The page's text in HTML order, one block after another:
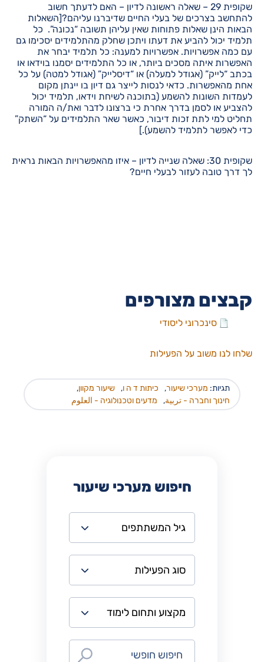
שקופית 29 – שאלה ראשונה לדיון – האם לדעתך חשוב
להתחשב בצרכים של בעלי החיים שדיברנו עליהם?[השאלות
הבאות הינן שאלות פתוחות שאין עליהן תשובה “נכונה”. כל
תלמיד יכול להביע את דעתו ויתכן שחלק מהתלמידים יסכימו גם
עם כמה אפשרויות. אפשרויות למענה: כל תלמיד יבחר את
האפשרות איתה מסכים ביותר, או כל התלמידים יסמנו בוידאו או
בכתב “לייק” (אגודל למעלה) או “דיסלייק” (אגודל למטה) על כל
אחת מהאפשרות. כדאי לנסות לייצר גם דיון בו יינתן מקום
לעמדות השונות להשמע (בתוכנה לשיחת וידאו, תלמיד יכול
להצביע או לסמן בדרך אחרת כי ברצונו לדבר ואת/ה המורה
תחליט למי לתת זכות דיבור, כאשר שאר התלמידים על “השתק”
כדי לאפשר לתלמיד להשמע).]
שקופית 30: שאלה שנייה לדיון – איזו מהאפשרויות הבאות נראית
לך דרך טובה לעזור לבעלי חיים?
קבצים מצורפים
סינכרוני ליסודי
שלחו לנו משוב על הפעילות
תגיות: מערכי שיעור, כיתות ד ה ו, שיעור מקוון,
חינוך וחברה - تربية, מדעים וטכנולוגיה - العلوم
חיפוש מערכי שיעור